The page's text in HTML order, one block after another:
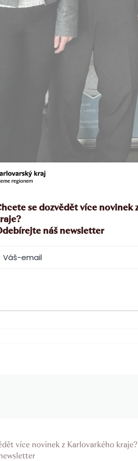
zleva Franz Göhl – Tirschenreuth,
– senior manažer porcelánky
– vedoucí projektu.
více novinek z Karlovarkého kraje?
se dozvědět více novinek
náš newsletter